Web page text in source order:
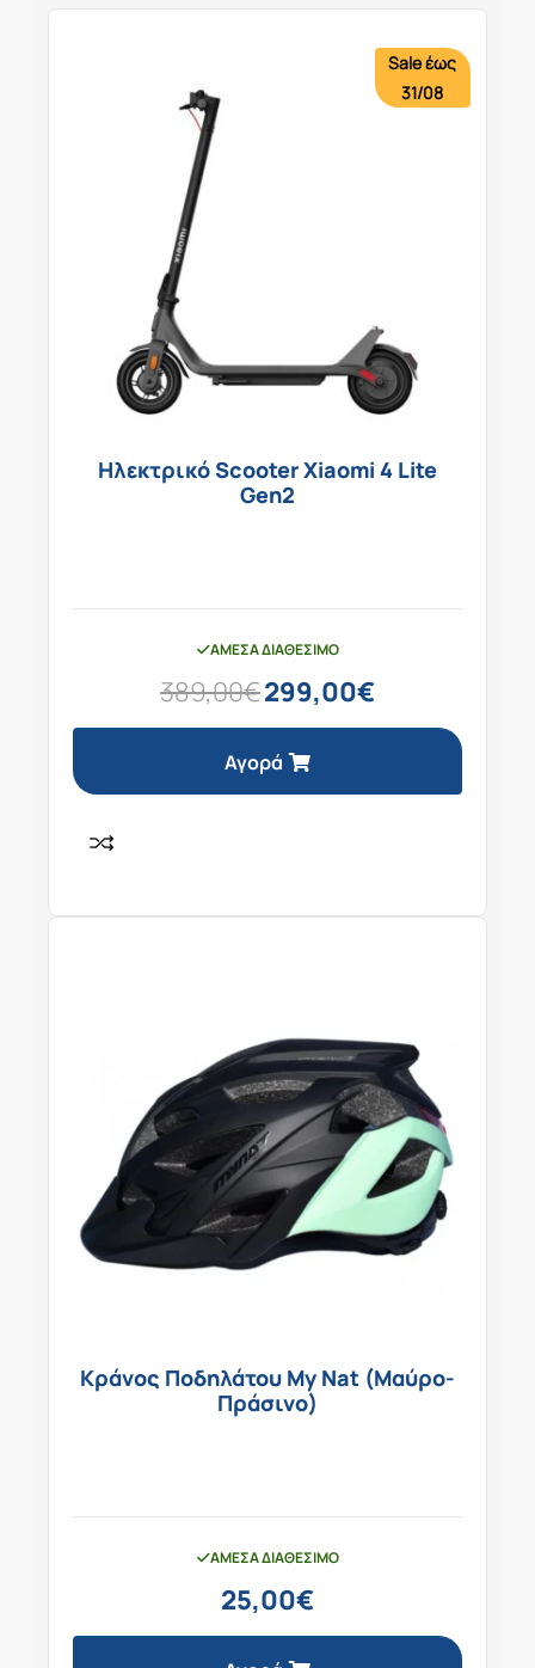
Sale έως
31/08
Ηλεκτρικό Scooter Xiaomi 4 Lite
Gen2
ΆΜΕΣΑ ΔΙΑΘΈΣΙΜΟ
389,00€299,00€
Αγορά
Κράνος Ποδηλάτου My Nat (Μαύρο-
Πράσινο)
ΆΜΕΣΑ ΔΙΑΘΈΣΙΜΟ
25,00€